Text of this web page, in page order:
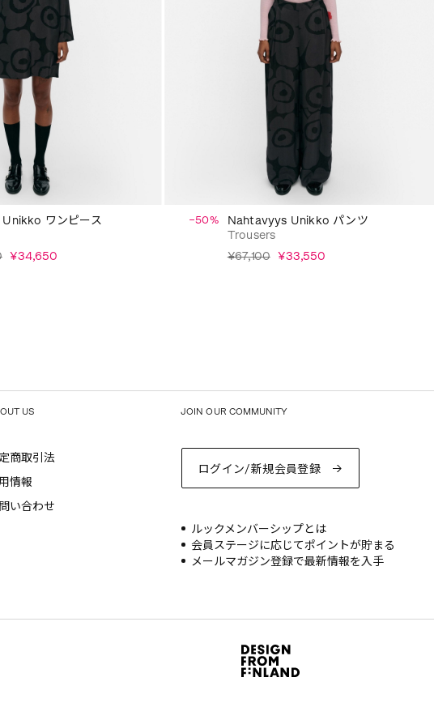
ワンピース
¥34,650
−50%
Nahtavyys Unikko パンツ
Trousers
¥67,100 ¥33,550
US
商取引法
情報
い合わせ
JOIN OUR COMMUNITY
ログイン/新規会員登録
ルックメンバーシップとは
会員ステージに応じてポイントが貯まる
メールマガジン登録で最新情報を入手